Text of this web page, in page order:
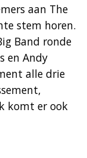
aan The
stem horen.
Band ronde
en Andy
alle drie
komt er ook